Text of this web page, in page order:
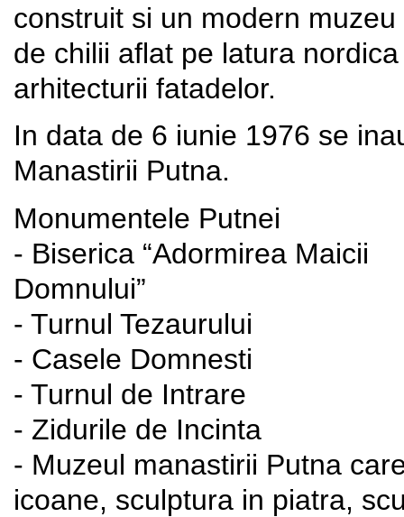
construit si un modern
de chilii aflat pe latura
arhitecturii fatadelor.
In data de 6 iunie 1976 se
Manastirii Putna.
Monumentele Putnei
- Biserica “Adormirea Maicii
- Turnul Tezaurului
- Casele Domnesti
- Turnul de Intrare
- Zidurile de Incinta
- Muzeul manastirii Putna
icoane, sculptura in piatra,